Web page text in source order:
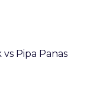
Pipa Panas